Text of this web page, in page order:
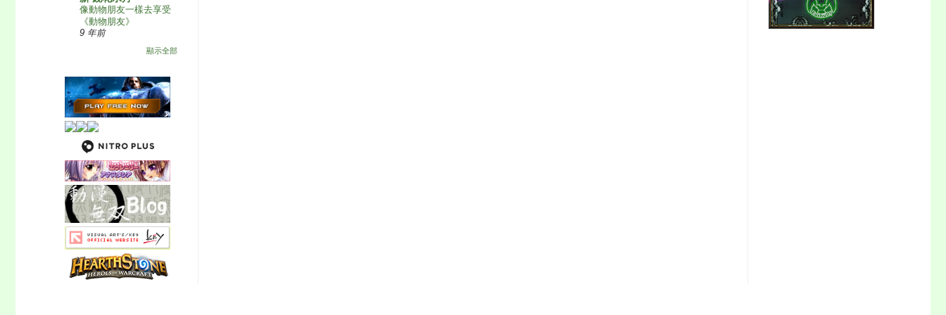
像動物朋友一樣去享受
《動物朋友》
9 年前
顯示全部